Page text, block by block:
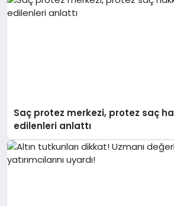
Saç protez merkezi, protez saç
edilenleri anlattı